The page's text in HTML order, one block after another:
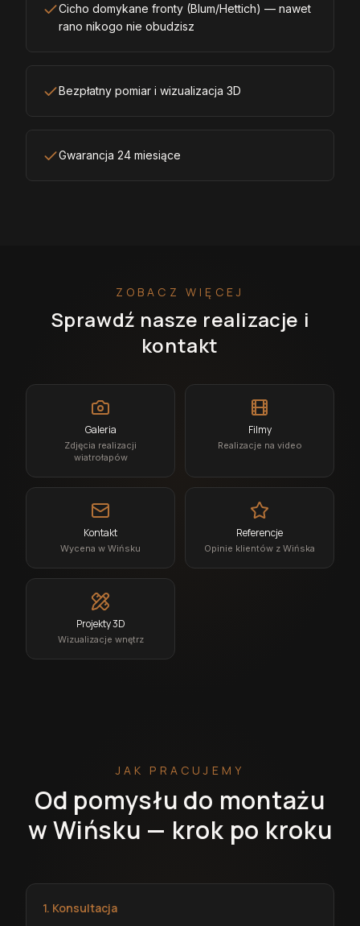
Cicho domykane fronty (Blum/Hettich) — nawet
rano nikogo nie obudzisz
Bezpłatny pomiar i wizualizacja 3D
Gwarancja 24 miesiące
ZOBACZ WIĘCEJ
Sprawdź nasze realizacje i
kontakt
Galeria
Zdjęcia realizacji
wiatrołapów
Filmy
Realizacje na video
Kontakt
Wycena w Wińsku
Referencje
Opinie klientów z Wińska
Projekty 3D
Wizualizacje wnętrz
JAK PRACUJEMY
Od pomysłu do montażu
w Wińsku — krok po kroku
1. Konsultacja